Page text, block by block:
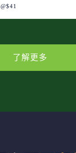
@$41
了解更多